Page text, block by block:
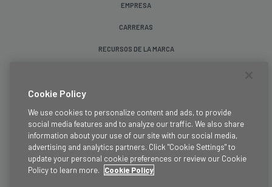
EMPRESA
CARRERAS
RECURSOS DE LA MARCA
Términos y condiciones
Cookie Policy
We use cookies to personalize content and ads, to provide
social media features and to analyze our traffic. We also share
information about your use of our site with our social media,
advertising and analytics partners. Click "Cookie Settings" to
update your personal cookie preferences or review our Cookie
Policy to learn more.
Cookie Policy